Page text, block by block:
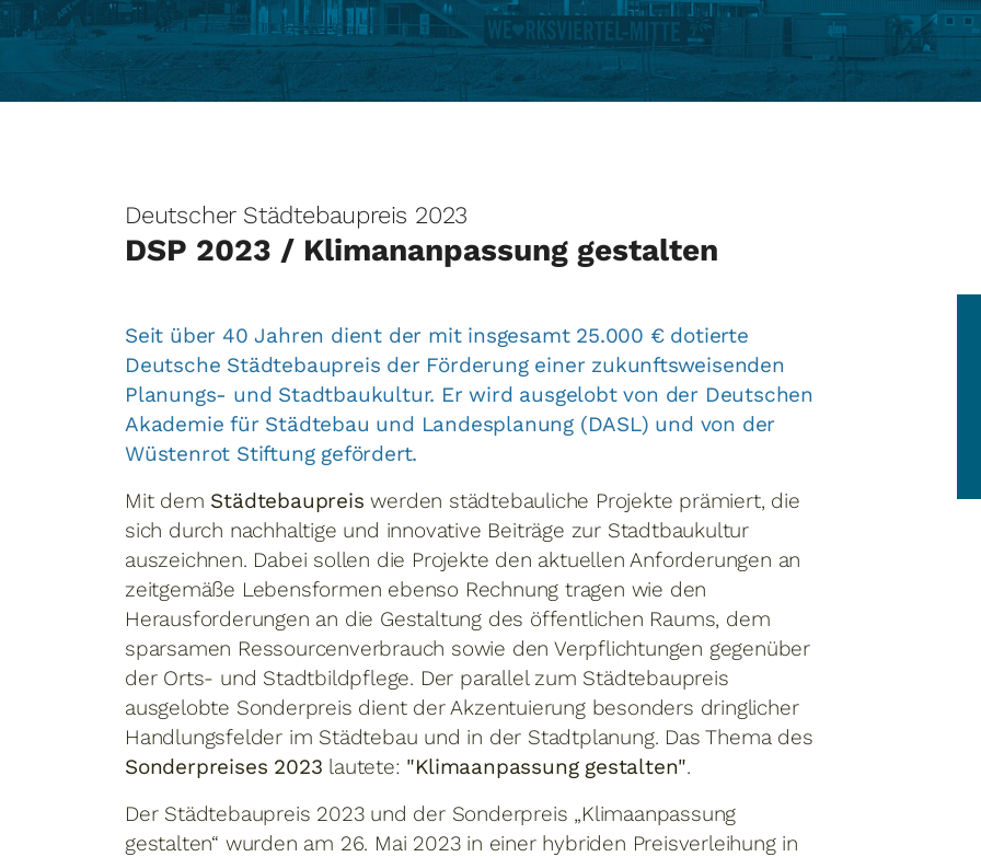
Deutscher Städtebaupreis 2023
DSP 2023 / Klimananpassung gestalten
Seit über 40 Jahren dient der mit insgesamt 25.000 € dotierte
Deutsche Städtebaupreis der Förderung einer zukunftsweisenden
Planungs- und Stadtbaukultur. Er wird ausgelobt von der Deutschen
Akademie für Städtebau und Landesplanung (DASL) und von der
Wüstenrot Stiftung gefördert.
Mit dem Städtebaupreis werden städtebauliche Projekte prämiert, die
sich durch nachhaltige und innovative Beiträge zur Stadtbaukultur
auszeichnen. Dabei sollen die Projekte den aktuellen Anforderungen an
zeitgemäße Lebensformen ebenso Rechnung tragen wie den
Herausforderungen an die Gestaltung des öffentlichen Raums, dem
sparsamen Ressourcenverbrauch sowie den Verpflichtungen gegenüber
der Orts- und Stadtbildpflege. Der parallel zum Städtebaupreis
ausgelobte Sonderpreis dient der Akzentuierung besonders dringlicher
Handlungsfelder im Städtebau und in der Stadtplanung. Das Thema des
Sonderpreises 2023 lautete: "Klimaanpassung gestalten".
Der Städtebaupreis 2023 und der Sonderpreis „Klimaanpassung
gestalten“ wurden am 26. Mai 2023 in einer hybriden Preisverleihung in